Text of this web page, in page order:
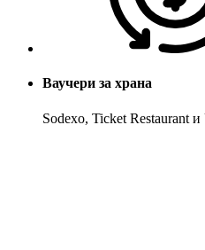
Ваучери за храна
Sodexo, Ticket Restaurant